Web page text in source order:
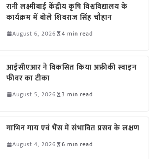
रानी लक्ष्मीबाई केंद्रीय कृषि विश्वविद्यालय के
कार्यक्रम में बोले शिवराज सिंह चौहान
August 6, 2026 4 min read
आईसीएआर ने विकसित किया अफ्रीकी स्वाइन
फीवर का टीका
August 5, 2026 3 min read
गाभिन गाय एवं भैंस में संभावित प्रसव के लक्षण
August 4, 2026 6 min read